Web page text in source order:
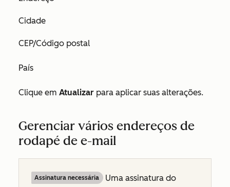
Cidade
CEP/Código postal
País
Clique em Atualizar para aplicar suas alterações.
Gerenciar vários endereços de
rodapé de e-mail
Assinatura necessária
Uma assinatura do